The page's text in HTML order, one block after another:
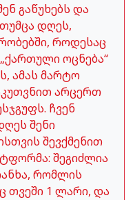
გაწუხებს და
დღეს,
როდესაც
ოცნება“
ამას მარტო
არცერთ
ჩვენ
შენი
შევქმენით
შეგიძლია
რომლის
თვეში 1 ლარი, და